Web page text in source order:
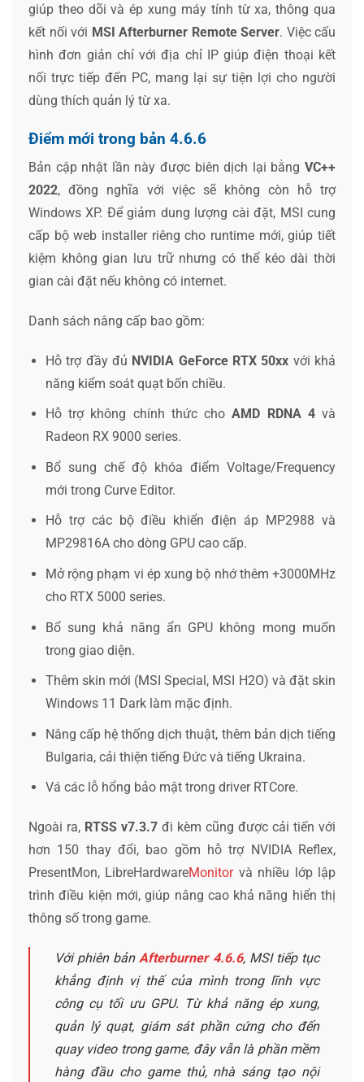
giúp theo dõi và ép xung máy tính từ xa, thông qua
kết nối với MSI Afterburner Remote Server. Việc cấu
hình đơn giản chỉ với địa chỉ IP giúp điện thoại kết
nối trực tiếp đến PC, mang lại sự tiện lợi cho người
dùng thích quản lý từ xa.
Điểm mới trong bản 4.6.6
Bản cập nhật lần này được biên dịch lại bằng VC++
2022, đồng nghĩa với việc sẽ không còn hỗ trợ
Windows XP. Để giảm dung lượng cài đặt, MSI cung
cấp bộ web installer riêng cho runtime mới, giúp tiết
kiệm không gian lưu trữ nhưng có thể kéo dài thời
gian cài đặt nếu không có internet.
Danh sách nâng cấp bao gồm:
Hỗ trợ đầy đủ NVIDIA GeForce RTX 50xx với khả
năng kiểm soát quạt bốn chiều.
Hỗ trợ không chính thức choAMD RDNA 4và
Radeon RX 9000 series.
Bổ sung chế độ khóa điểm Voltage/Frequency
mới trong Curve Editor.
Hỗ trợ các bộ điều khiển điện áp MP2988 và
MP29816A cho dòng GPU cao cấp.
Mở rộng phạm vi ép xung bộ nhớ thêm +3000MHz
cho RTX 5000 series.
Bổ sung khả năng ẩn GPU không mong muốn
trong giao diện.
Thêm skin mới (MSI Special, MSI H2O) và đặt skin
Windows 11 Dark làm mặc định.
Nâng cấp hệ thống dịch thuật, thêm bản dịch tiếng
Bulgaria, cải thiện tiếng Đức và tiếng Ukraina.
Vá các lỗ hổng bảo mật trong driver RTCore.
Ngoài ra, RTSS v7.3.7 đi kèm cũng được cải tiến với
hơn 150 thay đổi, bao gồm hỗ trợ NVIDIA Reflex,
PresentMon, LibreHardwareMonitorvà nhiều lớp lập
trình điều kiện mới, giúp nâng cao khả năng hiển thị
thông số trong game.
Với phiên bảnAfterburner 4.6.6, MSI tiếp tục
khẳng định vị thế của mình trong lĩnh vực
công cụ tối ưu GPU. Từ khả năng ép xung,
quản lý quạt, giám sát phần cứng cho đến
quay video trong game, đây vẫn là phần mềm
hàng đầu cho game thủ, nhà sáng tạo nội